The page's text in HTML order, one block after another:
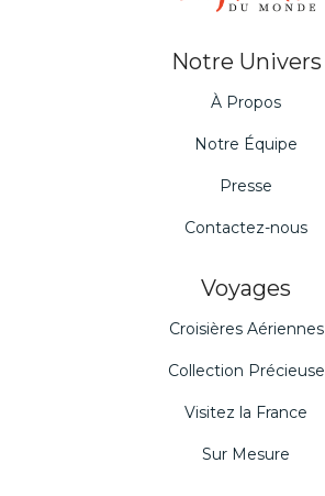
Notre Univers
À Propos
Notre Équipe
Presse
Contactez-nous
Voyages
Croisières Aériennes
Collection Précieuse
Visitez la France
Sur Mesure